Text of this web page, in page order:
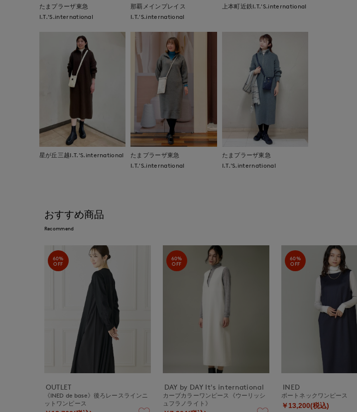
たまプラーザ東急
I.T.'S.international
那覇メインプレイス
I.T.'S.international
上本町近鉄I.T.'S.international
星が丘三越I.T.'S.international
たまプラーザ東急
I.T.'S.international
たまプラーザ東急
I.T.'S.international
おすすめ商品
Recommend
60%
OFF
OUTLET
《INED de base》後ろレースラインニ
ットワンピース
60%
OFF
DAY by DAY It's international
カーブカラーワンピース《ウーリッシ
ュフラノライト》
60%
OFF
INED
ボートネックワンピース
￥13,200(税込)